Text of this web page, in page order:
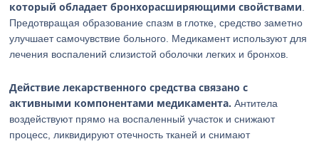
который обладает бронхорасширяющими свойствами
Предотвращая образование спазм в глотке, средство заметно
улучшает самочувствие больного. Медикамент используют для
лечения воспалений слизистой оболочки легких и бронхов.
Действие лекарственного средства связано с
активными компонентами медикамента. Антитела
воздействуют прямо на воспаленный участок и снижают
процесс, ликвидируют отечность тканей и снимают